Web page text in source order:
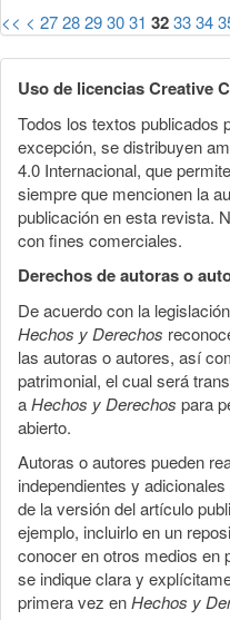
<< < 2728293031 323334
Uso de licencias Creative
Todos los textos publicados
excepción, se distribuyen
4.0 Internacional, que
siempre que mencionen la
publicación en esta revista.
con fines comerciales.
Derechos de autoras o
De acuerdo con la
Hechos y Derechos
las autoras o autores, así
patrimonial, el cual será
aHechos y Derechos para
abierto.
Autoras o autores pueden
independientes y
de la versión del artículo
ejemplo, incluirlo en un
conocer en otros medios en
se indique clara y
primera vez enHechos y